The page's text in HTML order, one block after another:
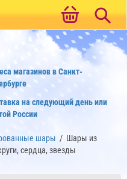
магазинов в Санкт-
на следующий день или
России
шары / Шары из
сердца, звезды